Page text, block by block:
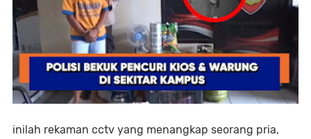
inilah rekaman cctv yang menangkap seorang pria,